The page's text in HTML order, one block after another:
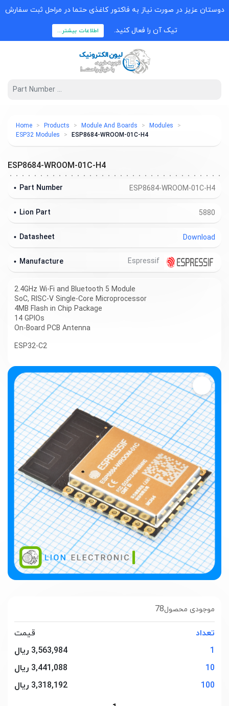
عزیز در صورت نیاز به فاکتور کاغذی حتما در مراحل ثبت سفارش
تیک آن را فعال کنید. اطلاعات بیشتر...
Home Products Module And Boards
Modules
ESP32 Modules
ESP8684-WROOM-01C-H4
78موجودی محصول
تعداد
قیمت
3,563,984 ریال
10
3,441,088 ریال
100
3,318,192 ریال
ESP8684-WROOM-01C-H4
ESP8684-WROOM-01C-H4
Part Number
5880
Lion Part
Download
Datasheet
Espressif
Manufacture
2.4GHz Wi-Fi and Bluetooth 5 Module
SoC, RISC-V Single-Core Microprocessor
4MB Flash in Chip Package
14 GPIOs
On-Board PCB Antenna
ESP32-C2